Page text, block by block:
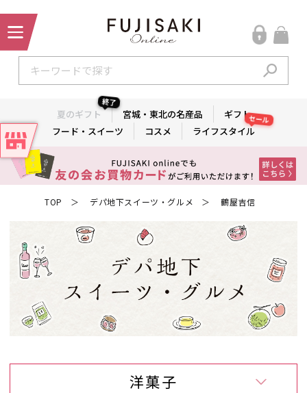
夏のギフト
終了
宮城・東北の名産品
ギフト
フード・スイーツ
コスメ ライフスタイル
セール
TOP ＞ デパ地下スイーツ・グルメ ＞ 鶴屋吉信
洋菓子